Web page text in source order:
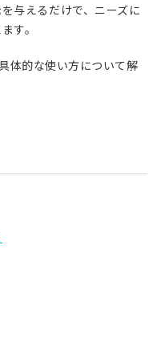
与えるだけで、ニーズに
す。
体的な使い方について解